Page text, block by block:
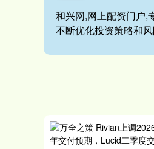
和兴网,网上配资门户,
不断优化投资策略和风